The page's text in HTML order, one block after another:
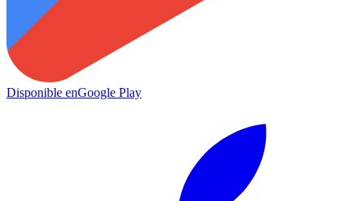
Disponible enGoogle Play